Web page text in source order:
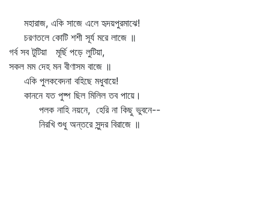
মহারাজ, একি সাজে এলে হৃদয়পুরমাঝে!
চরণতলে কোটি শশী সূর্য মরে লাজে ॥
গর্ব সব টুটিয়া মূর্ছি পড়ে লুটিয়া,
সকল মম দেহ মন বীণাসম বাজে ॥
একি পুলকবেদনা বহিছে মধুবায়ে!
কাননে যত পুষ্প ছিল মিলিল তব পায়ে।
পলক নাহি নয়নে, হেরি না কিছু ভুবনে--
নিরখি শুধু অন্তরে সুন্দর বিরাজে ॥